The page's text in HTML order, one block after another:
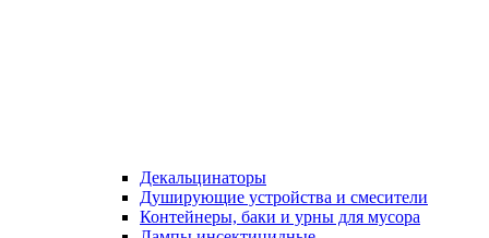
Декальцинаторы
Душирующие устройства и смесители
Контейнеры, баки и урны для мусора